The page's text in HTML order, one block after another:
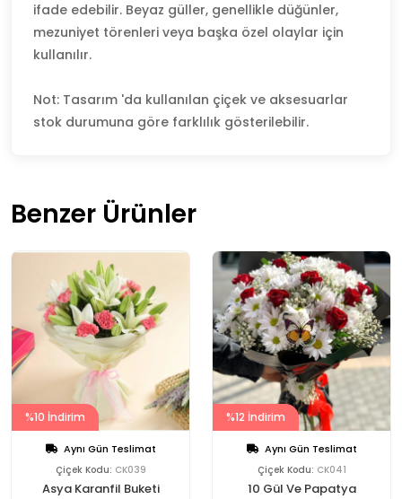
ifade edebilir. Beyaz güller, genellikle düğünler,
mezuniyet törenleri veya başka özel olaylar için
kullanılır.
Not: Tasarım 'da kullanılan çiçek ve aksesuarlar
stok durumuna göre farklılık gösterilebilir.
Benzer Ürünler
%10 İndirim
Aynı Gün Teslimat
Çiçek Kodu: CK039
Asya Karanfil Buketi
%12 İndirim
Aynı Gün Teslimat
Çiçek Kodu: CK041
10 Gül Ve Papatya